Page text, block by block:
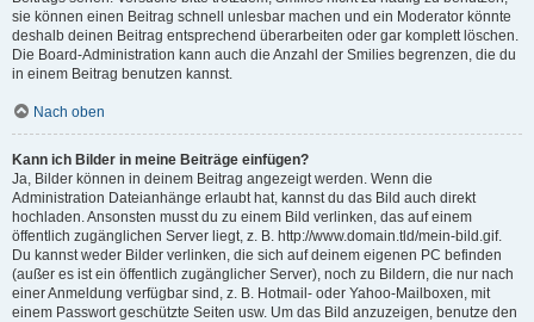
sie können einen Beitrag schnell unlesbar machen und ein Moderator könnte
deshalb deinen Beitrag entsprechend überarbeiten oder gar komplett löschen.
Die Board-Administration kann auch die Anzahl der Smilies begrenzen, die du
in einem Beitrag benutzen kannst.
Nach oben
Kann ich Bilder in meine Beiträge einfügen?
Ja, Bilder können in deinem Beitrag angezeigt werden. Wenn die
Administration Dateianhänge erlaubt hat, kannst du das Bild auch direkt
hochladen. Ansonsten musst du zu einem Bild verlinken, das auf einem
öffentlich zugänglichen Server liegt, z. B. http://www.domain.tld/mein-bild.gif.
Du kannst weder Bilder verlinken, die sich auf deinem eigenen PC befinden
(außer es ist ein öffentlich zugänglicher Server), noch zu Bildern, die nur nach
einer Anmeldung verfügbar sind, z. B. Hotmail- oder Yahoo-Mailboxen, mit
einem Passwort geschützte Seiten usw. Um das Bild anzuzeigen, benutze den